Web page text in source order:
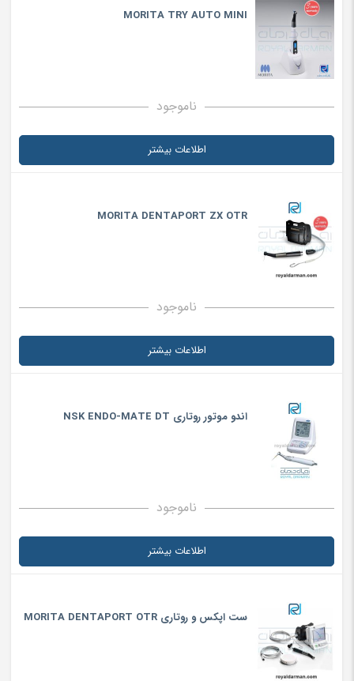
MORITA TRY AUTO MINI
ناموجود
اطلاعات بیشتر
MORITA DENTAPORT ZX OTR
ناموجود
اطلاعات بیشتر
اندو موتور روتاری NSK ENDO-MATE DT
ناموجود
اطلاعات بیشتر
ست اپکس و روتاری MORITA DENTAPORT OTR